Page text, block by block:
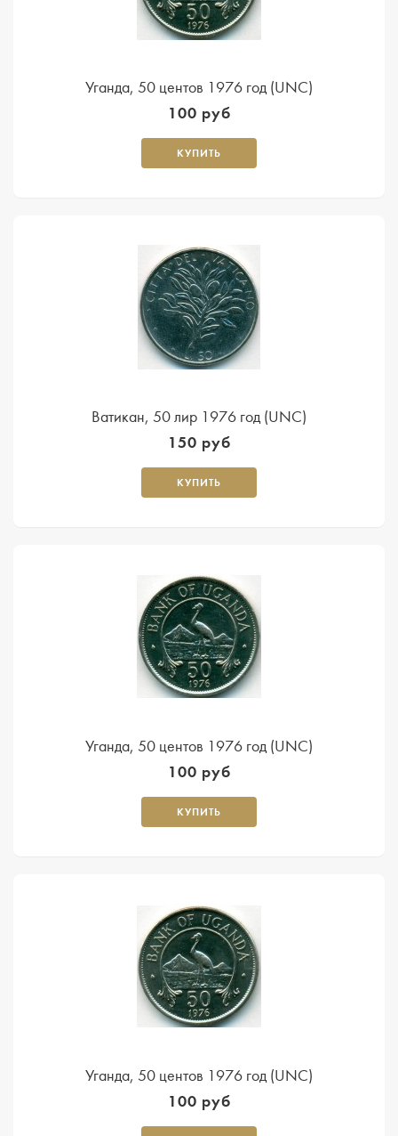
Уганда, 50 центов 1976 год (UNC)
100 руб
КУПИТЬ
Ватикан, 50 лир 1976 год (UNC)
150 руб
КУПИТЬ
Уганда, 50 центов 1976 год (UNC)
100 руб
КУПИТЬ
Уганда, 50 центов 1976 год (UNC)
100 руб